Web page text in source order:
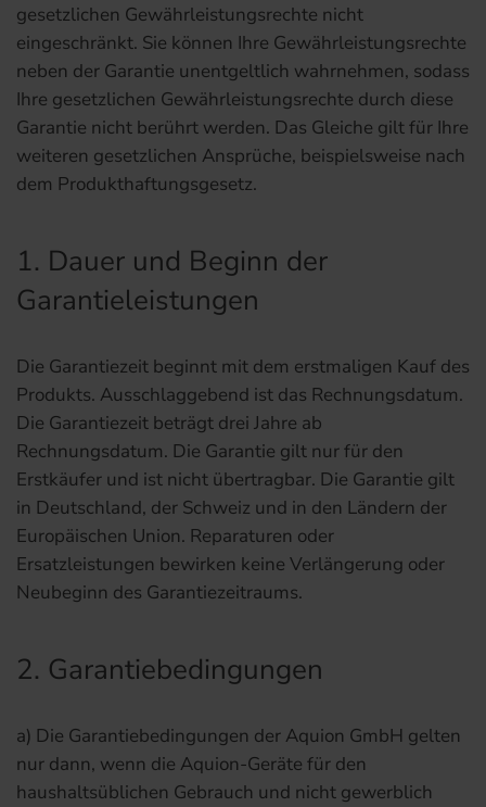
gesetzlichen Gewährleistungsrechte nicht
eingeschränkt. Sie können Ihre Gewährleistungsrechte
neben der Garantie unentgeltlich wahrnehmen, sodass
Ihre gesetzlichen Gewährleistungsrechte durch diese
Garantie nicht berührt werden. Das Gleiche gilt für Ihre
weiteren gesetzlichen Ansprüche, beispielsweise nach
dem Produkthaftungsgesetz.
1. Dauer und Beginn der
Garantieleistungen
Die Garantiezeit beginnt mit dem erstmaligen Kauf des
Produkts. Ausschlaggebend ist das Rechnungsdatum.
Die Garantiezeit beträgt drei Jahre ab
Rechnungsdatum. Die Garantie gilt nur für den
Erstkäufer und ist nicht übertragbar. Die Garantie gilt
in Deutschland, der Schweiz und in den Ländern der
Europäischen Union. Reparaturen oder
Ersatzleistungen bewirken keine Verlängerung oder
Neubeginn des Garantiezeitraums.
2. Garantiebedingungen
a) Die Garantiebedingungen der Aquion GmbH gelten
nur dann, wenn die Aquion-Geräte für den
haushaltsüblichen Gebrauch und nicht gewerblich